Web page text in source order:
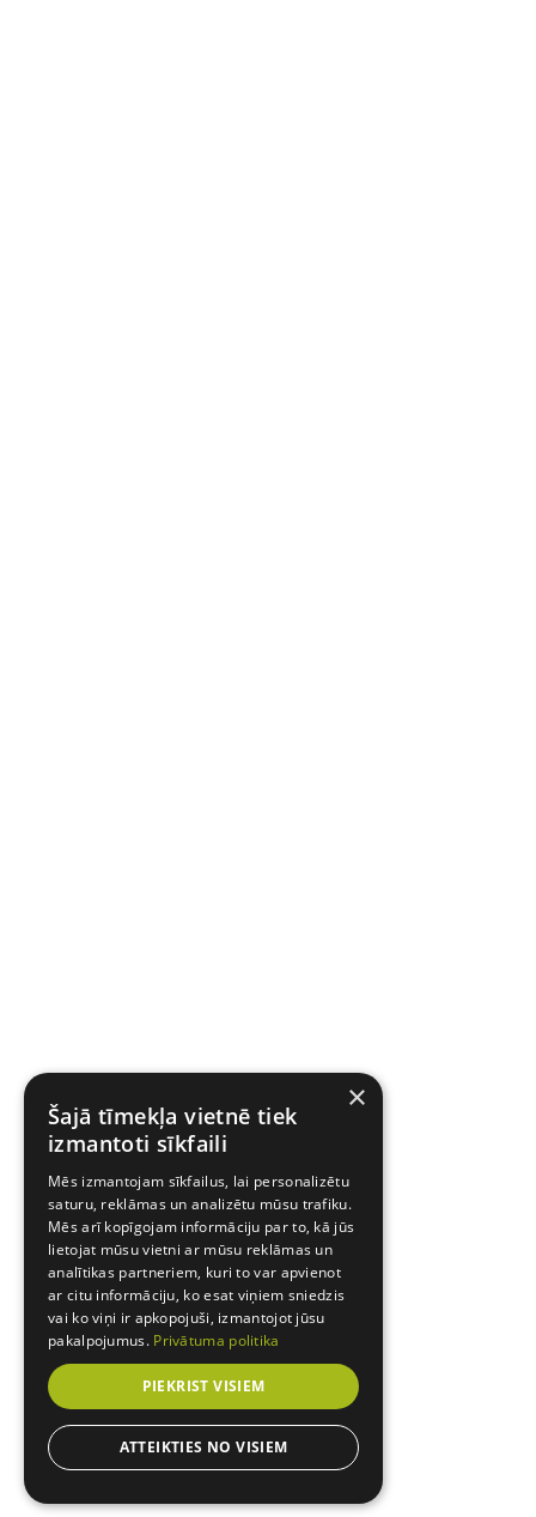
×
Šajā tīmekļa vietnē tiek
izmantoti sīkfaili
Mēs izmantojam sīkfailus, lai personalizētu
saturu, reklāmas un analizētu mūsu trafiku.
Mēs arī kopīgojam informāciju par to, kā jūs
lietojat mūsu vietni ar mūsu reklāmas un
analītikas partneriem, kuri to var apvienot
ar citu informāciju, ko esat viņiem sniedzis
vai ko viņi ir apkopojuši, izmantojot jūsu
pakalpojumus. Privātuma politika
PIEKRIST VISIEM
ATTEIKTIES NO VISIEM